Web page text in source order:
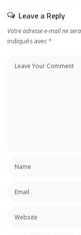
Leave a Reply
Votre adresse e-mail ne
indiqués avec*